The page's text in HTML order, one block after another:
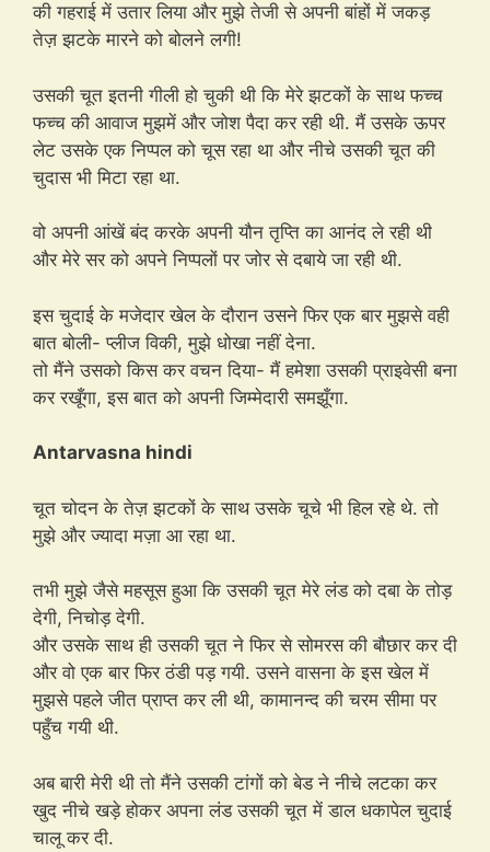
की गहराई में उतार लिया और मुझे तेजी से अपनी बांहों में जकड़
तेज़ झटके मारने को बोलने लगी!
उसकी चूत इतनी गीली हो चुकी थी कि मेरे झटकों के साथ फच्च
फच्च की आवाज मुझमें और जोश पैदा कर रही थी. मैं उसके ऊपर
लेट उसके एक निप्पल को चूस रहा था और नीचे उसकी चूत की
चुदास भी मिटा रहा था.
वो अपनी आंखें बंद करके अपनी यौन तृप्ति का आनंद ले रही थी
और मेरे सर को अपने निप्पलों पर जोर से दबाये जा रही थी.
इस चुदाई के मजेदार खेल के दौरान उसने फिर एक बार मुझसे वही
बात बोली- प्लीज विकी, मुझे धोखा नहीं देना.
तो मैंने उसको किस कर वचन दिया- मैं हमेशा उसकी प्राइवेसी बना
कर रखूँगा, इस बात को अपनी जिम्मेदारी समझूँगा.
Antarvasna hindi
चूत चोदन के तेज़ झटकों के साथ उसके चूचे भी हिल रहे थे. तो
मुझे और ज्यादा मज़ा आ रहा था.
तभी मुझे जैसे महसूस हुआ कि उसकी चूत मेरे लंड को दबा के तोड़
देगी, निचोड़ देगी.
और उसके साथ ही उसकी चूत ने फिर से सोमरस की बौछार कर दी
और वो एक बार फिर ठंडी पड़ गयी. उसने वासना के इस खेल में
मुझसे पहले जीत प्राप्त कर ली थी, कामानन्द की चरम सीमा पर
पहुँच गयी थी.
अब बारी मेरी थी तो मैंने उसकी टांगों को बेड ने नीचे लटका कर
खुद नीचे खड़े होकर अपना लंड उसकी चूत में डाल धकापेल चुदाई
चालू कर दी.